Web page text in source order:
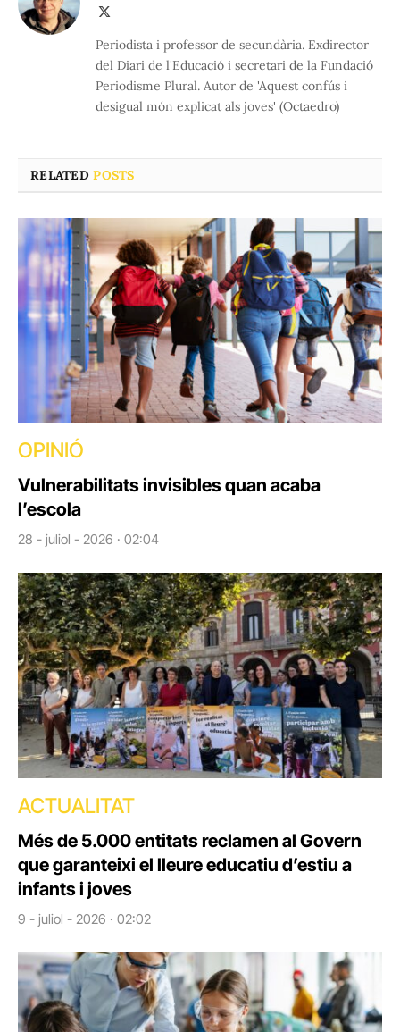
Periodista i professor de secundària. Exdirector
del Diari de l'Educació i secretari de la Fundació
Periodisme Plural. Autor de 'Aquest confús i
desigual món explicat als joves' (Octaedro)
RELATEDPOSTS
OPINIÓ
Vulnerabilitats invisibles quan acaba
l’escola
28 - juliol - 2026 · 02:04
ACTUALITAT
Més de 5.000 entitats reclamen al Govern
que garanteixi el lleure educatiu d’estiu a
infants i joves
9 - juliol - 2026 · 02:02